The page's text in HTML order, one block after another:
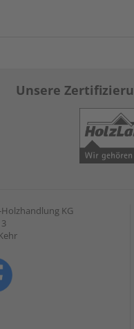
Unsere
KG